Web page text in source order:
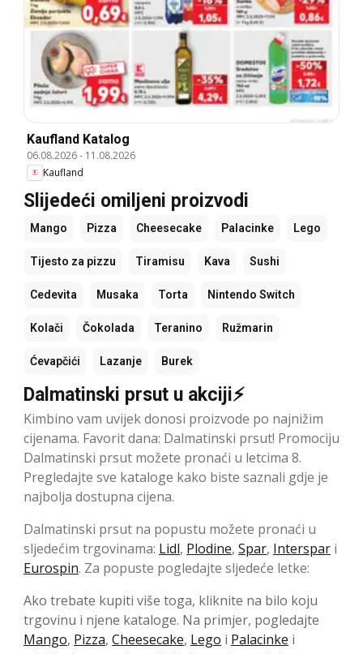
Kaufland Katalog
06.08.2026- 11.08.2026
Kaufland
Slijedeći omiljeni proizvodi
Mango Pizza Cheesecake Palacinke Lego
Tijesto za pizzu Tiramisu Kava Sushi
Cedevita Musaka Torta Nintendo Switch
Kolači Čokolada Teranino Ružmarin
Ćevapčići Lazanje Burek
Dalmatinski prsut u akciji⚡
Kimbino vam uvijek donosi proizvode po najnižim
cijenama. Favorit dana: Dalmatinski prsut! Promociju
Dalmatinski prsut možete pronaći u letcima 8.
Pregledajte sve kataloge kako biste saznali gdje je
najbolja dostupna cijena.
Dalmatinski prsut na popustu možete pronaći u
sljedećim trgovinama: Lidl, Plodine, Spar, Interspar i
Eurospin. Za popuste pogledajte sljedeće letke:
Ako trebate kupiti više toga, kliknite na bilo koju
trgovinu i njene kataloge. Na primjer, pogledajte
Mango, Pizza, Cheesecake, Lego i Palacinke i